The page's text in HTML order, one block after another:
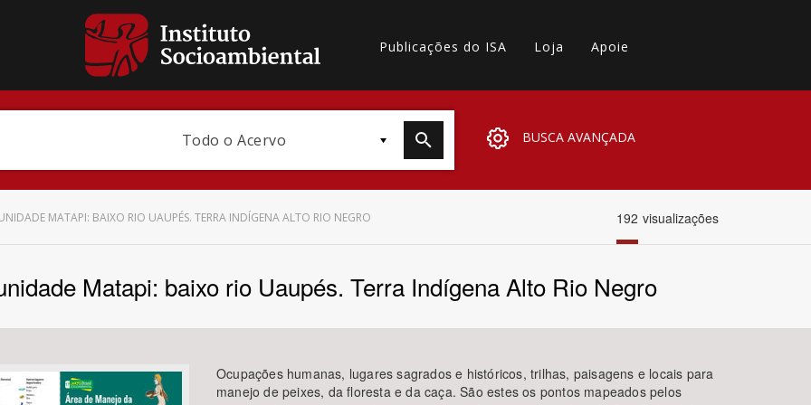
Publicações do ISA Loja Apoie
Todo o Acervo BUSCA AVANÇADA
Subtema
MATAPI: BAIXO RIO UAUPÉS. TERRA INDÍGENA ALTO RIO NEGRO 192 visualizações
Matapi: baixo rio Uaupés. Terra Indígena Alto Rio Negro
Ocupações humanas, lugares sagrados e históricos, trilhas, paisagens e locais para
manejo de peixes, da floresta e da caça. São estes os pontos mapeados pelos